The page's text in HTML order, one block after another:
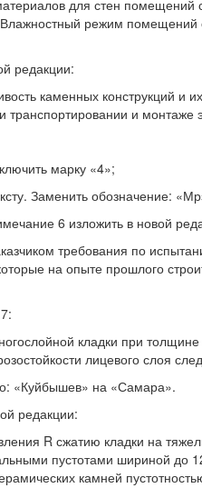
для стен
режим помещений
редакции:
каменных конструкций и
транспортировании и монтаже
марку «4»;
Заменить обозначение:
6 изложить в новой
требования по
на опыте прошлого
кладки при
лицевого слоя
«Куйбышев» на «Самара».
редакции:
R сжатию кладки на
пустотами шириной до
камней